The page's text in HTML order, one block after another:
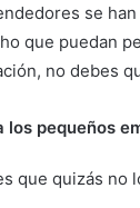
se
que puedan
no debes
pequeños
que quizás no
Suben los